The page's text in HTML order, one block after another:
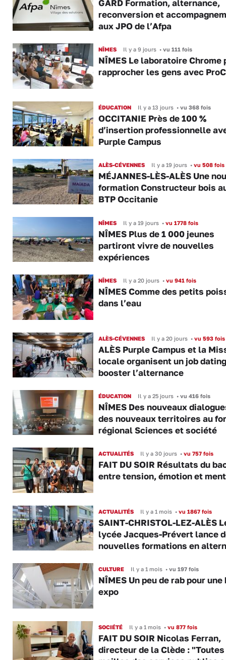
GARD Formation, alternance,
reconversion et
aux JPO de l’Afpa
NÎMES Il y a 9 jours •vu 111 fois
NÎMES Le laboratoire Chrome
rapprocher les gens avec
ÉDUCATION Il y a 13 jours •vu 368 fois
OCCITANIE Près de 100 %
d’insertion professionnelle
Purple Campus
ALÈS-CÉVENNES Il y a 19 jours •vu 508 fois
MÉJANNES-LÈS-ALÈS Une
formation Constructeur bois
BTP Occitanie
NÎMES Il y a 19 jours •vu 1778 fois
NÎMES Plus de 1 000 jeunes
partiront vivre de nouvelles
expériences
NÎMES Il y a 20 jours •vu 941 fois
NÎMES Comme des petits
dans l’eau
ALÈS-CÉVENNES Il y a 20 jours •vu 593 fois
ALÈS Purple Campus et la
locale organisent un job
booster l’alternance
ÉDUCATION Il y a 25 jours •vu 416 fois
NÎMES Des nouveaux
des nouveaux territoires au
régional Sciences et société
ACTUALITÉS Il y a 30 jours •vu 757 fois
FAIT DU SOIR Résultats du
entre tension, émotion et
ACTUALITÉS Il y a 1 mois •vu 1867 fois
SAINT-CHRISTOL-LEZ-ALÈS
lycée Jacques-Prévert lance
nouvelles formations en
CULTURE Il y a 1 mois •vu 197 fois
NÎMES Un peu de rab pour
expo
SOCIÉTÉ Il y a 1 mois •vu 877 fois
FAIT DU SOIR Nicolas Ferran,
directeur de la Clède :